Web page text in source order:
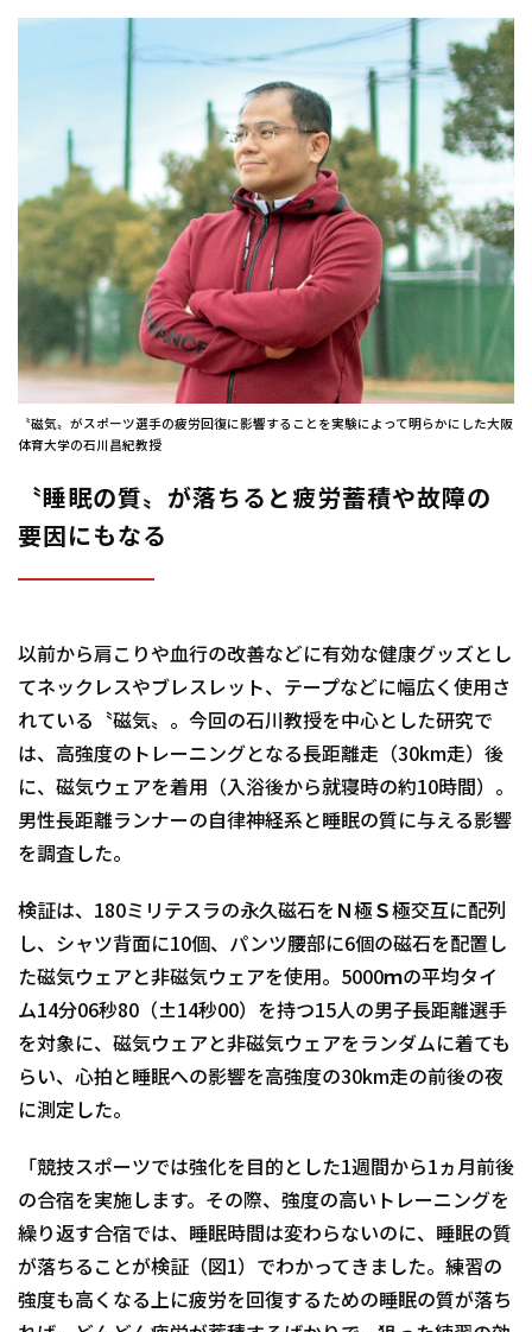
〝磁気〟がスポーツ選手の疲労回復に影響することを実験によって明らかにした大阪
体育大学の石川昌紀教授
〝睡眠の質〟が落ちると疲労蓄積や故障の
要因にもなる
以前から肩こりや血行の改善などに有効な健康グッズとし
てネックレスやブレスレット、テープなどに幅広く使用さ
れている〝磁気〟。今回の石川教授を中心とした研究で
は、高強度のトレーニングとなる長距離走（30km走）後
に、磁気ウェアを着用（入浴後から就寝時の約10時間）。
男性長距離ランナーの自律神経系と睡眠の質に与える影響
を調査した。
検証は、180ミリテスラの永久磁石をＮ極Ｓ極交互に配列
し、シャツ背面に10個、パンツ腰部に6個の磁石を配置し
た磁気ウェアと非磁気ウェアを使用。5000ｍの平均タイ
ム14分06秒80（±14秒00）を持つ15人の男子長距離選手
を対象に、磁気ウェアと非磁気ウェアをランダムに着ても
らい、心拍と睡眠への影響を高強度の30km走の前後の夜
に測定した。
「競技スポーツでは強化を目的とした1週間から1ヵ月前後
の合宿を実施します。その際、強度の高いトレーニングを
繰り返す合宿では、睡眠時間は変わらないのに、睡眠の質
が落ちることが検証（図1）でわかってきました。練習の
強度も高くなる上に疲労を回復するための睡眠の質が落ち